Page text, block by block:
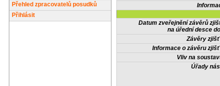
Přehled zpracovatelů posudků
Přihlásit
Datum zveřejnění závěrů
na úřední desce
Závěry
Informace o závěru
Vliv na
Úřady